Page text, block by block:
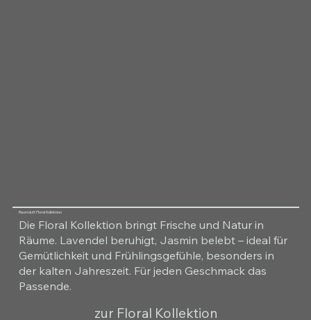
Raumduft Floral Kollektion
Die Floral Kollektion bringt Frische und Natur in
Räume. Lavendel beruhigt, Jasmin belebt – ideal für
Gemütlichkeit und Frühlingsgefühle, besonders in
der kalten Jahreszeit. Für jeden Geschmack das
Passende.
zur Floral Kollektion